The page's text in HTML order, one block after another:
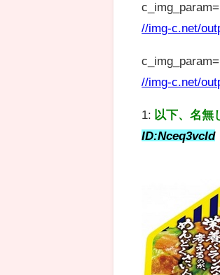
//img-c.net/
//img-c.net/
1: 以下、名無
ID:Nceq3vcId